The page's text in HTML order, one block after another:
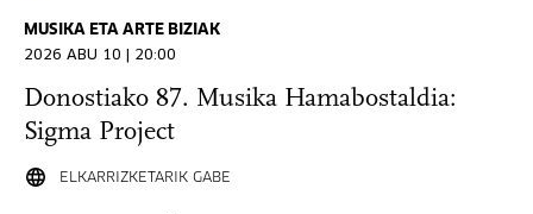
MUSIKA ETA ARTE BIZIAK
2026 ABU 10 | 20:00
Donostiako 87. Musika Hamabostaldia:
Sigma Project
ELKARRIZKETARIK GABE